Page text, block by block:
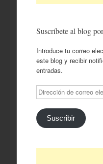
Suscríbete al blog
Introduce tu correo
este blog y recibir
entradas.
Dirección
de
correo
electrónico
Suscribir